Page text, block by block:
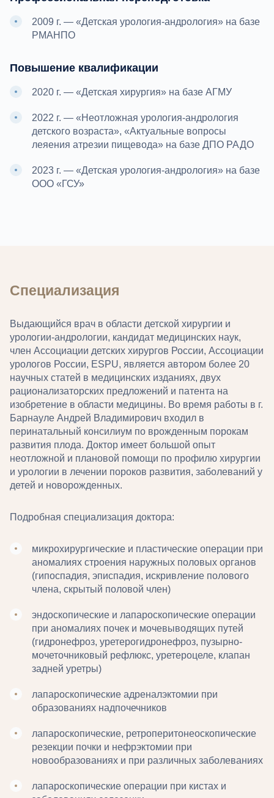
2009 г. — «Детская урология-андрология» на базе
РМАНПО
Повышение квалификации
2020 г. — «Детская хирургия» на базе АГМУ
2022 г. — «Неотложная урология-андрология
детского возраста», «Актуальные вопросы
леяения атрезии пищевода» на базе ДПО РАДО
2023 г. — «Детская урология-андрология» на базе
ООО «ГСУ»
Специализация
Выдающийся врач в области детской хирургии и
урологии-андрологии, кандидат медицинских наук,
член Ассоциации детских хирургов России, Ассоциации
урологов России, ESPU, является автором более 20
научных статей в медицинских изданиях, двух
рационализаторских предложений и патента на
изобретение в области медицины. Во время работы в г.
Барнауле Андрей Владимирович входил в
перинатальный консилиум по врожденным порокам
развития плода. Доктор имеет большой опыт
неотложной и плановой помощи по профилю хирургии
и урологии в лечении пороков развития, заболеваний у
детей и новорожденных.
Подробная специализация доктора:
микрохирургические и пластические операции при
аномалиях строения наружных половых органов
(гипоспадия, эписпадия, искривление полового
члена, скрытый половой член)
эндоскопические и лапароскопические операции
при аномалиях почек и мочевыводящих путей
(гидронефроз, уретерогидронефроз, пузырно-
мочеточниковый рефлюкс, уретероцеле, клапан
задней уретры)
лапароскопические адреналэктомии при
образованиях надпочечников
лапароскопические, ретроперитонеоскопические
резекции почки и нефрэктомии при
новообразованиях и при различных заболеваниях
лапароскопические операции при кистах и